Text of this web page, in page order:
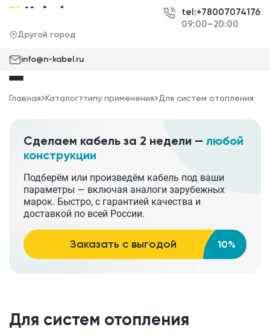
Другой город
tel:+78007074176
09:00–20:00
info@n-kabel.ru
Главная Каталог типу применения Для систем отопления
Сделаем кабель за 2 недели — любой
конструкции
Подберём или произведём кабель под ваши
параметры — включая аналоги зарубежных
марок. Быстро, с гарантией качества и
доставкой по всей России.
Заказать с выгодой 10%
Для систем отопления